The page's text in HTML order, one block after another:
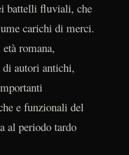
battelli fluviali, che
carichi di merci.
romana,
di autori antichi,
e funzionali del
al periodo tardo